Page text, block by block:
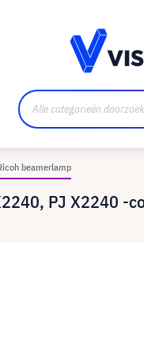
beamerlamp
PJ X2240 -